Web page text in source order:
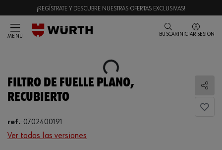
¡REGÍSTRATE Y DESCUBRE NUESTRAS OFERTAS EXCLUSIVAS!
MENÚ BUSCAR INICIAR SESIÓN
Loading...
FILTRO DE FUELLE PLANO,
RECUBIERTO
ref.: 0702400191
Ver todas las versiones